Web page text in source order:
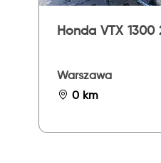
Honda VTX 1300
Warszawa
0 km